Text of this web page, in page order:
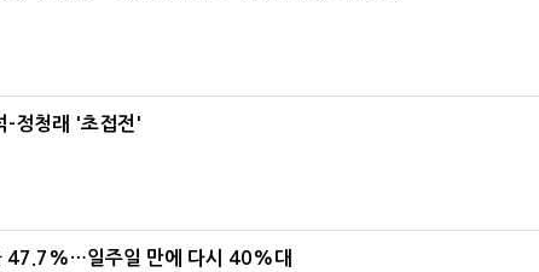
-정청래 '초접전'
47.7%…일주일 만에 다시 40%대